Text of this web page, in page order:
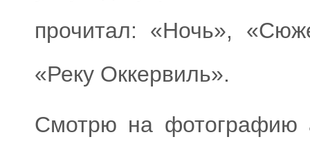
прочитал: «Ночь»,
«Реку Оккервиль».
Смотрю на фотографию